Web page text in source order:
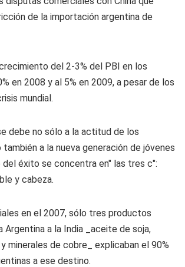
de la importación argentina de
del 2-3% del PBI en los
en 2008 y al 5% en 2009, a pesar de los
mundial.
debe no sólo a la actitud de los
también a la nueva generación de jóvenes
del éxito se concentra en" las tres c":
y cabeza.
en el 2007, sólo tres productos
Argentina a la India _aceite de soja,
minerales de cobre_ explicaban el 90%
a ese destino.